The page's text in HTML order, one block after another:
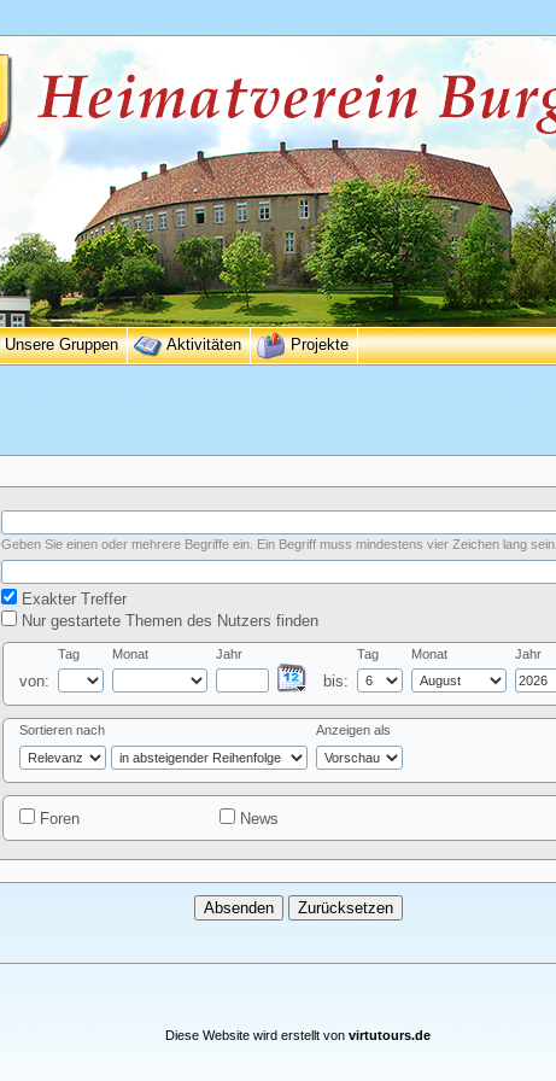
Unsere Gruppen Aktivitäten Projekte
Geben Sie einen oder mehrere Begriffe ein. Ein Begriff muss mindestens vier Zeichen lang sein.
Exakter Treffer
Nur gestartete Themen des Nutzers finden
von:
Tag Monat Jahr
bis:
Tag Monat Jahr
Sortieren nach Anzeigen als
Foren
News
Diese Website wird erstellt von virtutours.de